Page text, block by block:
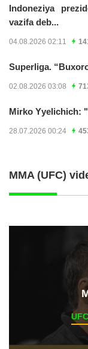
Indoneziya
vazifa deb...
04.08.2026 02:11
Superliga.
02.08.2026 03:08
Mirko Yyelichich:
28.07.2026 00:24
MMA (UFC)